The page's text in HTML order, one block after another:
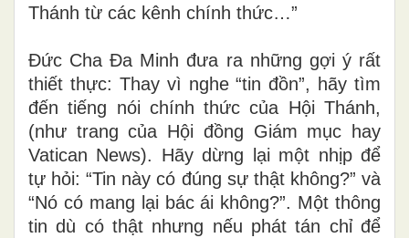
Thánh từ các kênh chính thức…”
Đức Cha Đa Minh đưa ra những gợi ý rất
thiết thực: Thay vì nghe “tin đồn”, hãy tìm
đến tiếng nói chính thức của Hội Thánh,
(như trang của Hội đồng Giám mục hay
Vatican News). Hãy dừng lại một nhịp để
tự hỏi: “Tin này có đúng sự thật không?” và
“Nó có mang lại bác ái không?”. Một thông
tin dù có thật nhưng nếu phát tán chỉ để